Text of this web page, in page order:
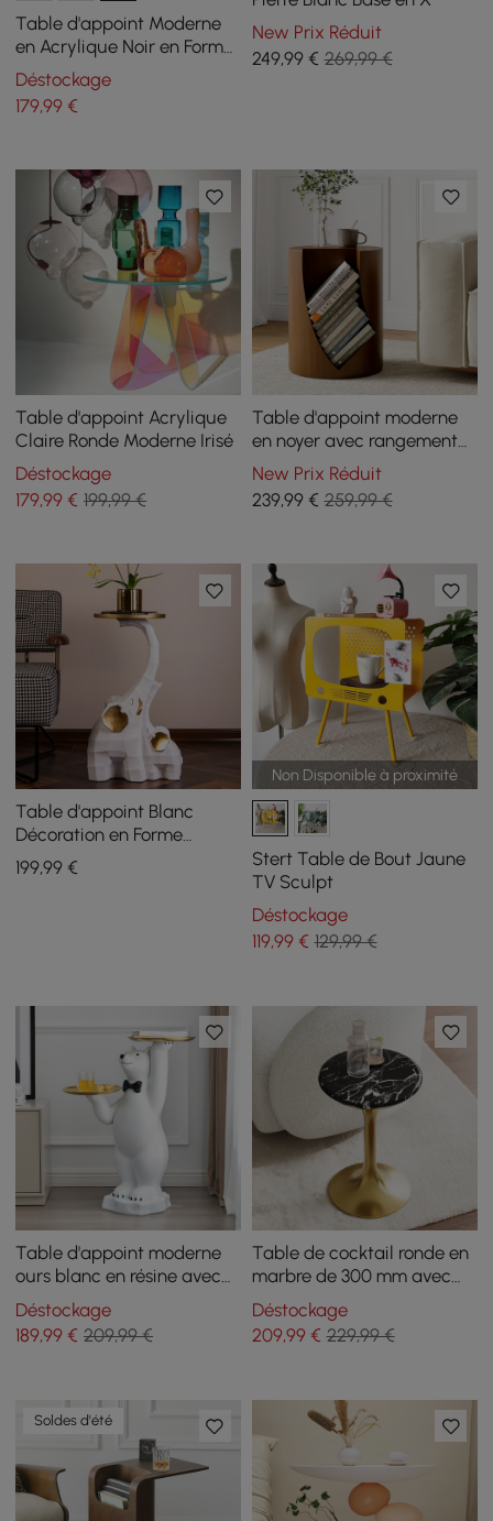
Table d'appoint Moderne
en Acrylique Noir en Forme
de C
Déstockage
179,99 €
New Prix Réduit
249,99€ 269,99 €
Table d'appoint Acrylique
Claire Ronde Moderne Irisé
Déstockage
179,99 € 199,99 €
Table d'appoint moderne
en noyer avec rangement
ouvert
New Prix Réduit
239,99€ 259,99 €
Table d'appoint Blanc
Décoration en Forme
d'éléphant
199,99 €
Non Disponible à proximité
Stert Table de Bout Jaune
TV Sculpt
Déstockage
119,99€ 129,99 €
Table d'appoint moderne
ours blanc en résine avec
plateau en or
Déstockage
189,99 € 209,99 €
Table de cocktail ronde en
marbre de 300 mm avec
base dorée
Déstockage
209,99€ 229,99 €
Soldes d'été